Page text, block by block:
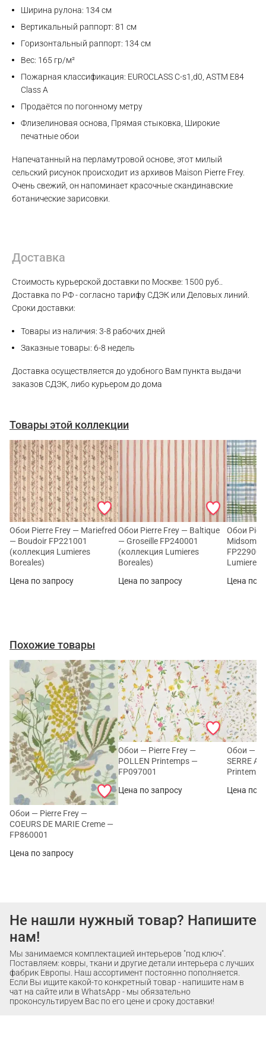
Ширина рулона: 134 см
Вертикальный раппорт: 81 см
Горизонтальный раппорт: 134 см
Вес: 165 гр/м²
Пожарная классификация: EUROCLASS C-s1,d0, ASTM E84
Class A
Продаётся по погонному метру
Флизелиновая основа, Прямая стыковка, Широкие
печатные обои
Напечатанный на перламутровой основе, этот милый
сельский рисунок происходит из архивов Maison Pierre Frey.
Очень свежий, он напоминает красочные скандинавские
ботанические зарисовки.
Доставка
Стоимость курьерской доставки по Москве: 1500 руб..
Доставка по РФ - согласно тарифу СДЭК или Деловых линий.
Сроки доставки:
Товары из наличия: 3-8 рабочих дней
Заказные товары: 6-8 недель
Доставка осуществляется до удобного Вам пункта выдачи
заказов СДЭК, либо курьером до дома
Товары этой коллекции
Обои Pierre Frey — Mariefred
— Boudoir FP221001
(коллекция Lumieres
Boreales)
Цена по запросу
Обои Pierre Frey — Baltique
— Groseille FP240001
(коллекция Lumieres
Boreales)
Цена по запросу
Обои
Lumieres
Цена по
Похожие товары
Обои — Pierre Frey —
COEURS DE MARIE Creme —
FP860001
Цена по запросу
Обои — Pierre Frey —
POLLEN Printemps —
FP097001
Цена по запросу
Обои —
SERRE
Цена по
Не нашли нужный товар? Напишите
нам!
Мы занимаемся комплектацией интерьеров "под ключ".
Поставляем: ковры, ткани и другие детали интерьера с лучших
фабрик Европы. Наш ассортимент постоянно пополняется.
Если Вы ищите какой-то конкретный товар - напишите нам в
чат на сайте или в WhatsApp - мы обязательно
проконсультируем Вас по его цене и сроку доставки!
WhatsApp